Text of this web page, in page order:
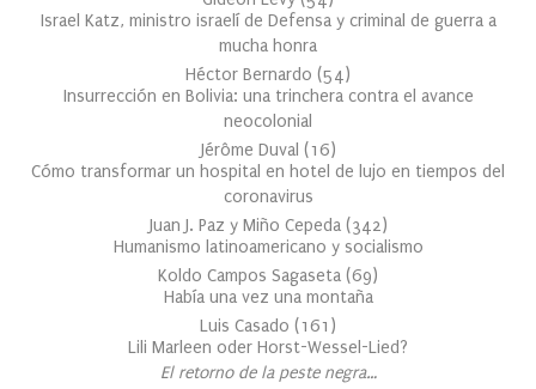
Israel Katz, ministro israelí de Defensa y criminal de guerra a
mucha honra
Héctor Bernardo (54)
Insurrección en Bolivia: una trinchera contra el avance
neocolonial
Jérôme Duval (16)
Cómo transformar un hospital en hotel de lujo en tiempos del
coronavirus
Juan J. Paz y Miño Cepeda (342)
Humanismo latinoamericano y socialismo
Koldo Campos Sagaseta (69)
Había una vez una montaña
Luis Casado (161 )
Lili Marleen oder Horst-Wessel-Lied?
El retorno de la peste negra…